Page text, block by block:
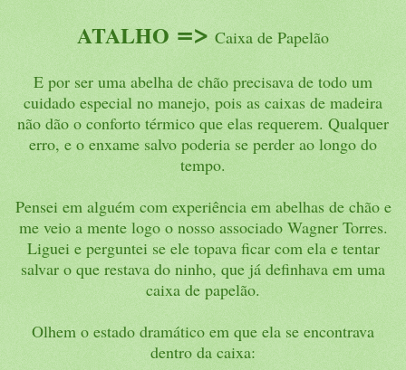
ATALHO => Caixa de Papelão
E por ser uma abelha de chão precisava de todo um
cuidado especial no manejo, pois as caixas de madeira
não dão o conforto térmico que elas requerem. Qualquer
erro, e o enxame salvo poderia se perder ao longo do
tempo.
Pensei em alguém com experiência em abelhas de chão e
me veio a mente logo o nosso associado Wagner Torres.
Liguei e perguntei se ele topava ficar com ela e tentar
salvar o que restava do ninho, que já definhava em uma
caixa de papelão.
Olhem o estado dramático em que ela se encontrava
dentro da caixa: